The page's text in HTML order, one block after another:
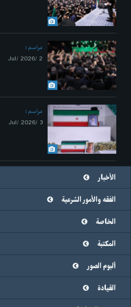
مراسم
2 /Jul/ 2026
مراسم
3 /Jul/ 2026
الأخبار
الفقه والأمور الشرعية
الخاصة
المكتبة
ألبوم الصور
القيادة